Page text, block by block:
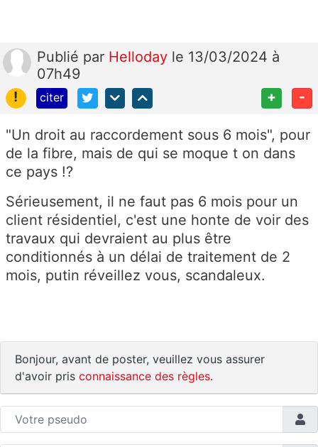
Publié par Helloday le 13/03/2024 à
07h49
!
citer + -
"Un droit au raccordement sous 6 mois", pour
de la fibre, mais de qui se moque t on dans
ce pays !?
Sérieusement, il ne faut pas 6 mois pour un
client résidentiel, c'est une honte de voir des
travaux qui devraient au plus être
conditionnés à un délai de traitement de 2
mois, putin réveillez vous, scandaleux.
Bonjour, avant de poster, veuillez vous assurer
d'avoir pris connaissance des règles.